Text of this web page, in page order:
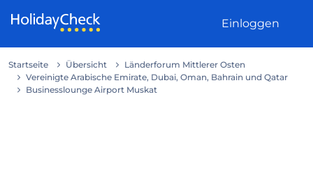
Einloggen
Startseite Übersicht
Länderforum Mittlerer Osten
Vereinigte Arabische Emirate, Dubai, Oman, Bahrain und Qatar
Businesslounge Airport Muskat